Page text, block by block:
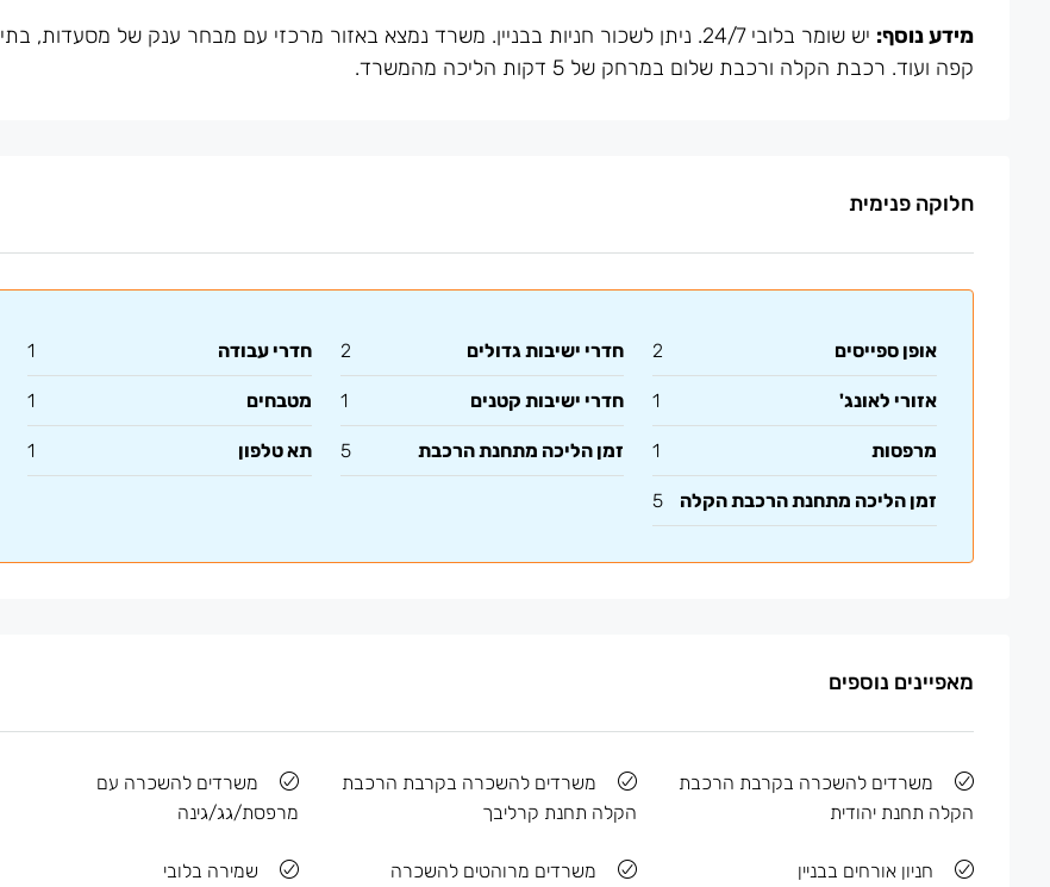
מידע נוסף:
יש שומר בלובי 24/7. ניתן לשכור חניות בבניין. משרד נמצא באזור מרכזי עם מבחר ענק של מסעדות, בתי
קפה ועוד. רכבת הקלה ורכבת שלום במרחק של 5 דקות הליכה מהמשרד.
חלוקה פנימית
אופן ספייסים 2 חדרי ישיבות גדולים 2 חדרי עבודה 1
אזורי לאונג' 1 חדרי ישיבות קטנים 1 מטבחים 1
מרפסות 1 זמן הליכה מתחנת הרכבת 5 תא טלפון 1
זמן הליכה מתחנת הרכבת הקלה 5
מאפיינים נוספים
משרדים להשכרה בקרבת הרכבת
הקלה תחנת יהודית
משרדים להשכרה בקרבת הרכבת
הקלה תחנת קרליבך
משרדים להשכרה עם
מרפסת/גג/גינה
חניון אורחים בבניין משרדים מרוהטים להשכרה שמירה בלובי